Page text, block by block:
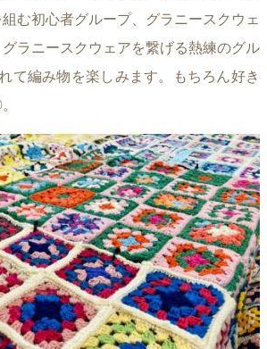
む初心者グループ、グラニースクウェ
ラニースクウェアを繋げる熱練のグル
て編み物を楽しみます。もちろん好き